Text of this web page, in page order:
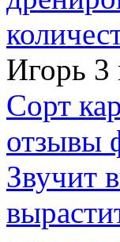
Игорь 3
Сорт
отзывы
Звучит